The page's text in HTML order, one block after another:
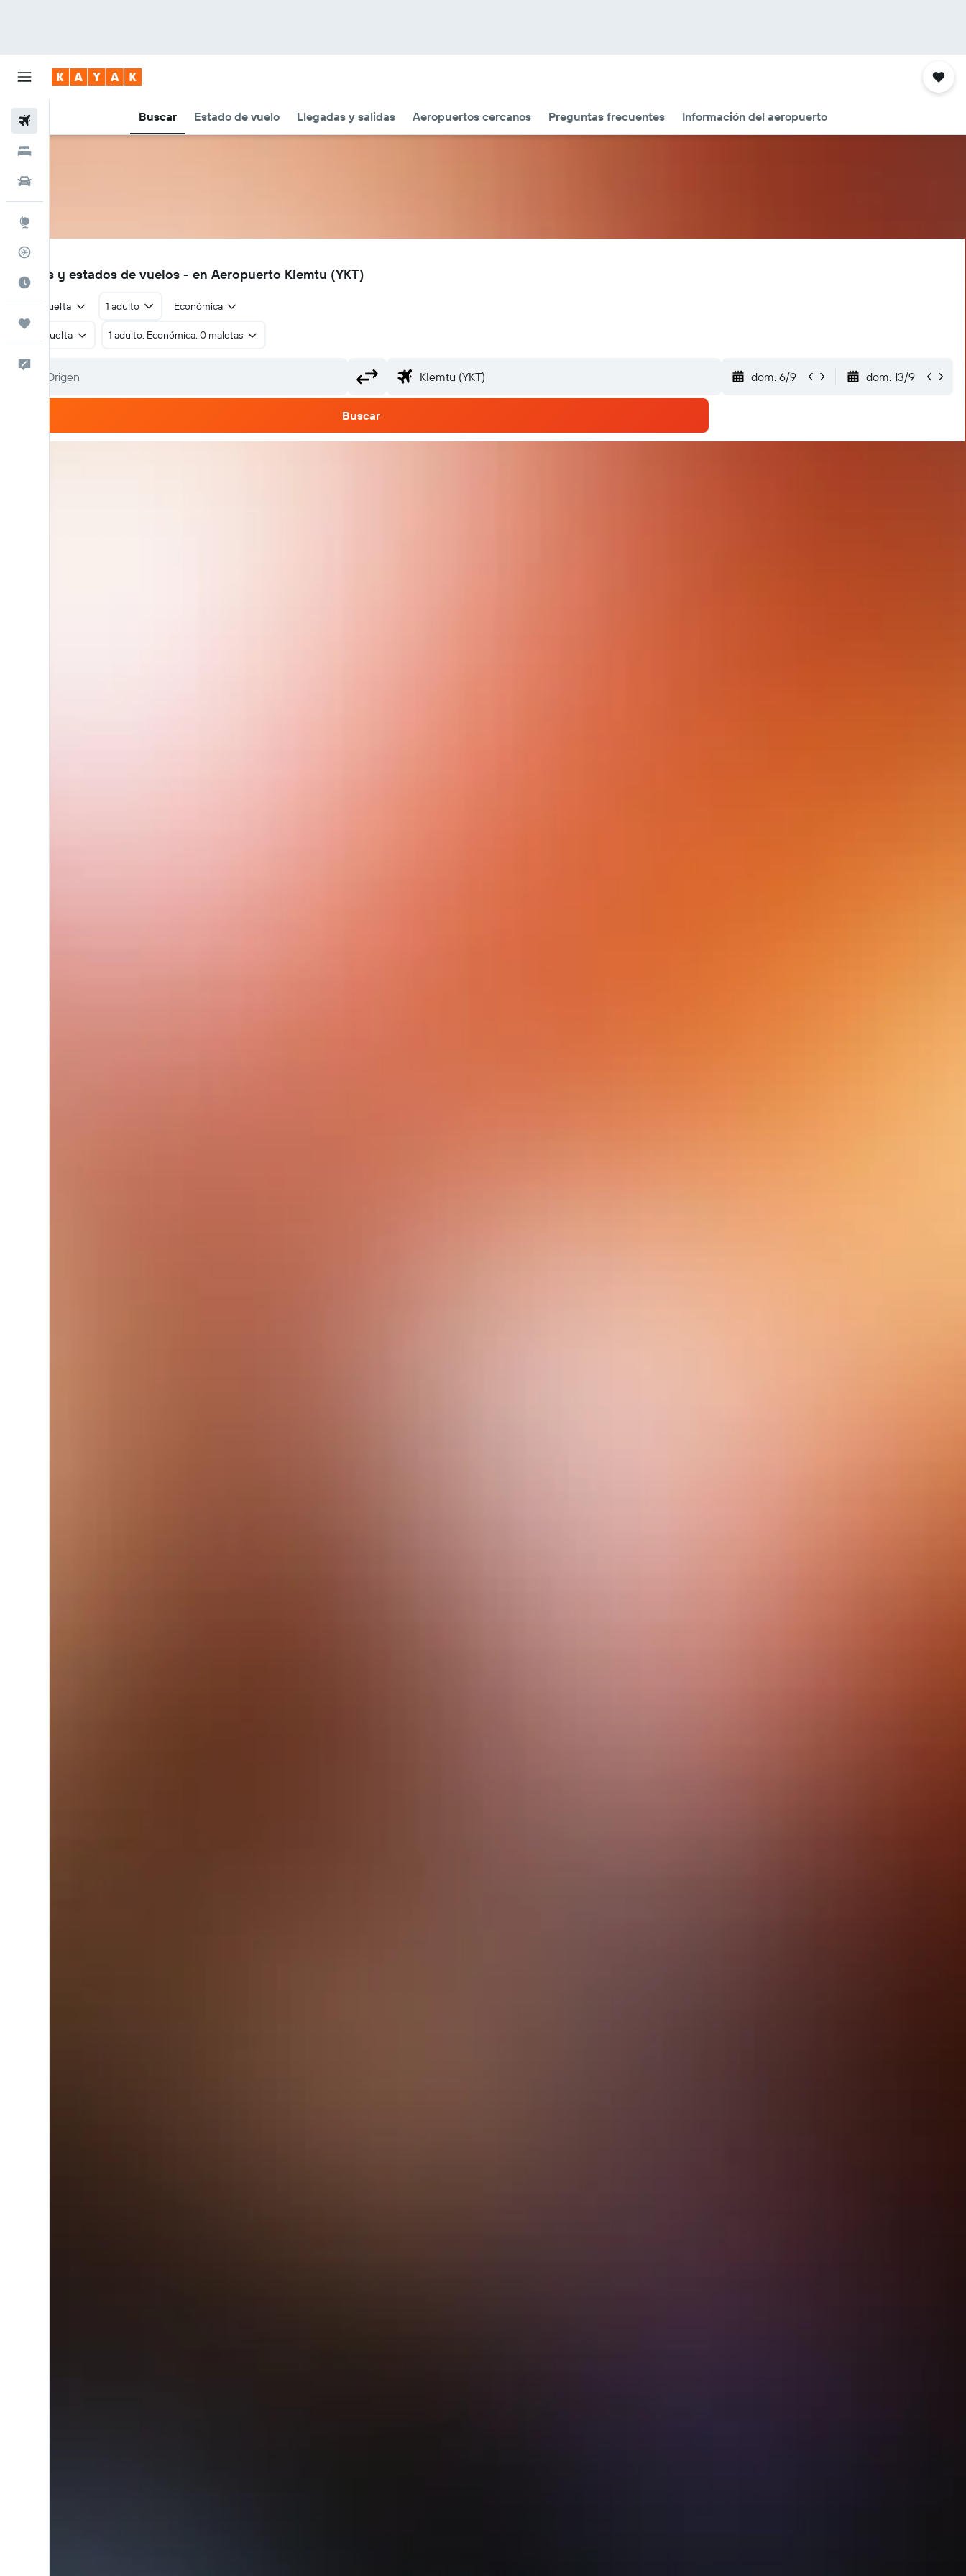
Buscar Estado de vuelo Llegadas y salidas Aeropuertos cercanos Preguntas frecuentes Información del aeropuerto
Cuándo ir
YKT
Vuelos y estados de vuelos - en Aeropuerto Klemtu (YKT)
Ida y vuelta 1 adulto Económica
Ida y vuelta 1 adulto, Económica, 0 maletas
dom. 6/9 dom. 13/9
Buscar